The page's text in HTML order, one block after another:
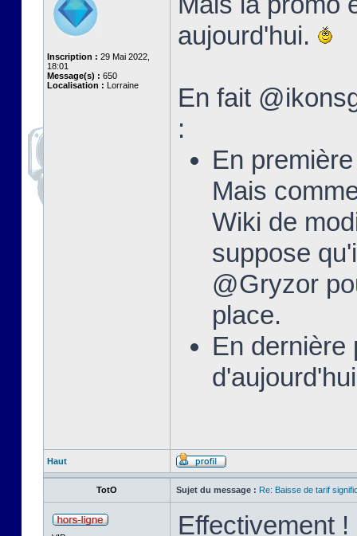
Inscription : 29 Mai 2022,
18:01
Message(s) : 650
Localisation : Lorraine
aujourd'hui.
En fait
:
En
Mais
Wiki de
suppose
@Gryzor
place.
En dernière
Haut
TotO Sujet du message : Re: Baisse de tarif
Effectivement !